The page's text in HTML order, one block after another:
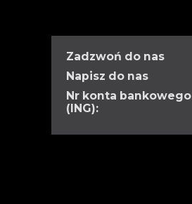
Zadzwoń do nas
Napisz do nas
Nr konta bankowego
(ING):